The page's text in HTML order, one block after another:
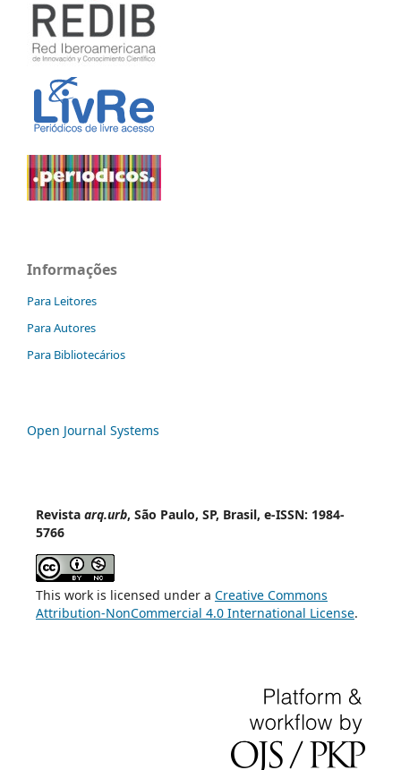
Informações
Para Leitores
Para Autores
Para Bibliotecários
Open Journal Systems
Revista arq.urb, São Paulo, SP, Brasil, e-ISSN: 1984-
5766
This work is licensed under a Creative Commons
Attribution-NonCommercial 4.0 International License.